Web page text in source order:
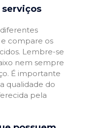
serviços
compare os
Lembre-se
nem sempre
É importante
qualidade do
pela